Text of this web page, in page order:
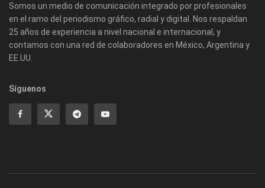
Somos un medio de comunicación integrado por profesionales
en el ramo del periodismo gráfico, radial y digital. Nos respaldan
25 años de experiencia a nivel nacional e internacional, y
contamos con una red de colaboradores en México, Argentina y
EE.UU.
Síguenos